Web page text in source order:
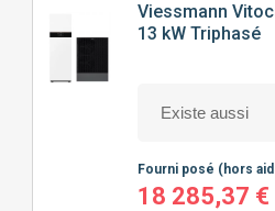
Viessmann
13 kW Triphasé
Fourni posé (hors
18 285,37 €